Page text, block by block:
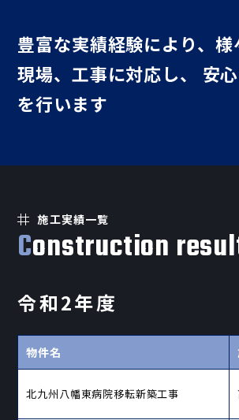
豊富な実績経験により、 様
現場、工事に対応し、
安
を行います
施工実績一覧
Construction
令和2年度
物件名
北九州八幡東病院移転新築工事